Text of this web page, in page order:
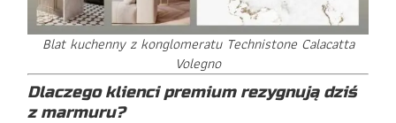
Blat kuchenny z konglomeratu Technistone Calacatta
Volegno
Dlaczego klienci premium rezygnują dziś
z marmuru?